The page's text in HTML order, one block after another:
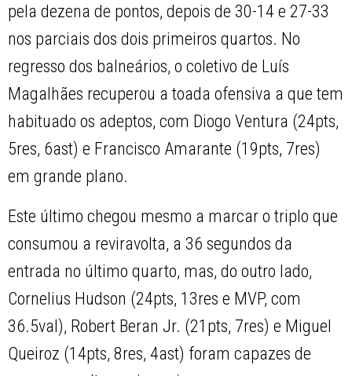
pela dezena de pontos, depois de 30-14 e 27-33
nos parciais dos dois primeiros quartos. No
regresso dos balneários, o coletivo de Luís
Magalhães recuperou a toada ofensiva a que tem
habituado os adeptos, com Diogo Ventura (24pts,
5res, 6ast) e Francisco Amarante (19pts, 7res)
em grande plano.
Este último chegou mesmo a marcar o triplo que
consumou a reviravolta, a 36 segundos da
entrada no último quarto, mas, do outro lado,
Cornelius Hudson (24pts, 13res e MVP, com
36.5val), Robert Beran Jr. (21pts, 7res) e Miguel
Queiroz (14pts, 8res, 4ast) foram capazes de